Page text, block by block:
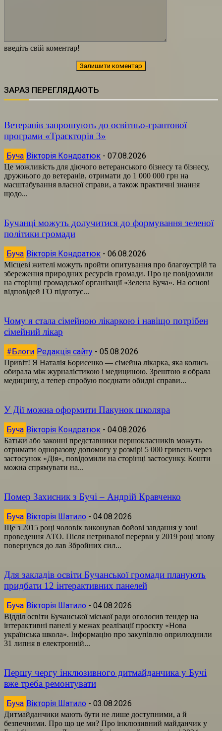
введіть свій коментар!
ЗАРАЗ ПЕРЕГЛЯДАЮТЬ
Ветеранів запрошують до освітньо-грантової
програми «Траєкторія 3»
Буча Вікторія Кондратюк - 07.08.2026
Це можливість для діючого ветеранського бізнесу та бізнесу,
дружнього до ветеранів, отримати до 1 000 000 грн на
масштабування власної справи, а також практичні знання
щодо...
Бучанці можуть долучитися до формування зеленої
політики громади
Буча Вікторія Кондратюк - 06.08.2026
Місцеві жителі можуть пройти опитування про благоустрій та
збереження природних ресурсів громади. Про це повідомили
на сторінці громадської організації «Зелена Буча». На основі
відповідей ГО підготує...
Чому я стала сімейною лікаркою і навіщо потрібен
сімейний лікар
#Блоги Редакція сайту - 05.08.2026
Привіт! Я Наталія Борисенко — сімейна лікарка, яка колись
обирала між журналістикою і медициною. Зрештою я обрала
медицину, а тепер спробую поєднати обидві справи...
У Дії можна оформити Пакунок школяра
Буча Вікторія Кондратюк - 04.08.2026
Батьки або законні представники першокласників можуть
отримати одноразову допомогу у розмірі 5 000 гривень через
застосунок «Дія», повідомили на сторінці застосунку. Кошти
можна спрямувати на...
Помер Захисник з Бучі – Андрій Кравченко
Буча Вікторія Шатило - 04.08.2026
Ще з 2015 році чоловік виконував бойові завдання у зоні
проведення АТО. Після нетривалої перерви у 2019 році знову
повернувся до лав Збройних сил...
Для закладів освіти Бучанської громади планують
придбати 12 інтерактивних панелей
Буча Вікторія Шатило - 04.08.2026
Відділ освіти Бучанської міської ради оголосив тендер на
інтерактивні панелі у межах реалізації проєкту «Нова
українська школа». Інформацію про закупівлю оприлюднили
31 липня в електронній...
Першу чергу інклюзивного дитмайданчика у Бучі
вже треба ремонтувати
Буча Вікторія Шатило - 03.08.2026
Дитмайданчики мають бути не лише доступними, а й
безпечними. Про що це ми? Про інклюзивний майданчик у